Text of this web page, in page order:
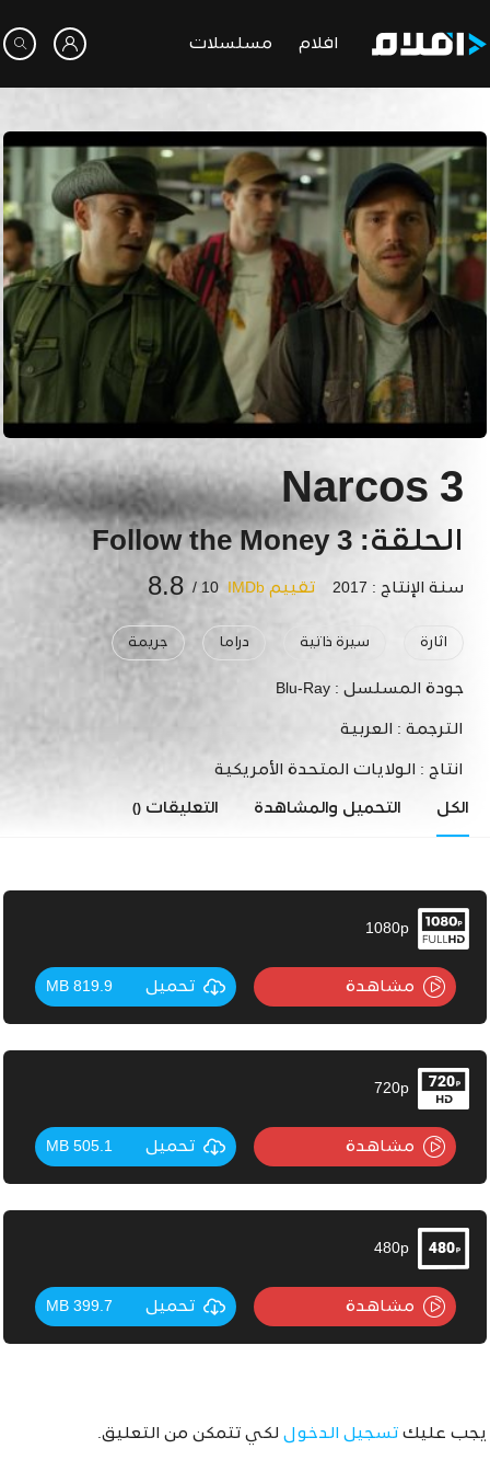
افلام مسلسلات
Narcos 3
الحلقة: 3 Follow the Money
سنة الإنتاج : 2017 تقييم IMDb 10 /
8.8
اثارة سيرة ذاتية دراما جريمة
جودة المسلسل : Blu-Ray
الترجمة : العربية
انتاج : الولايات المتحدة الأمريكية
الكل التحميل والمشاهدة التعليقات ()
1080p
مشاهدة تحميل 819.9 MB
720p
مشاهدة تحميل 505.1 MB
480p
مشاهدة تحميل 399.7 MB
يجب عليك تسجيل الدخول لكي تتمكن من التعليق.